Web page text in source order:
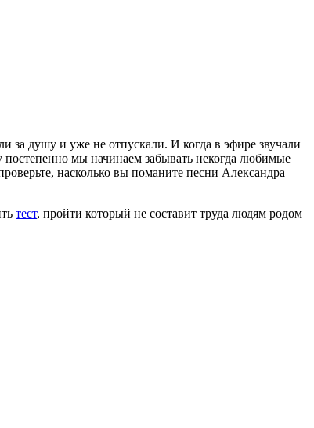
за душу и уже не отпускали. И когда в эфире звучали
постепенно мы начинаем забывать некогда любимые
насколько вы поманите песни Александра
тест, пройти который не составит труда людям родом